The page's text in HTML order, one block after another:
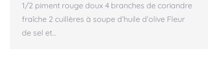
1/2 piment rouge doux 4 branches de coriandre
fraîche 2 cuillères à soupe d’huile d’olive Fleur
de sel et…